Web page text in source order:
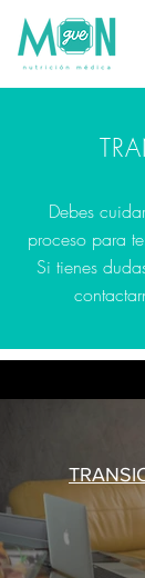
Debes
proceso para
Si tienes